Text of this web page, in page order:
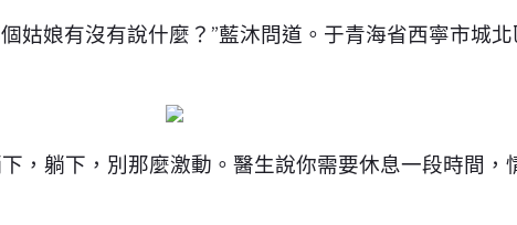
姑娘有沒有說什麼？”藍沐問道。于青海省西寧市城
，躺下，別那麼激動。醫生說你需要休息一段時間，